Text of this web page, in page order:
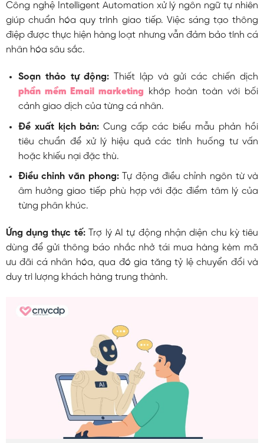
Công nghệ Intelligent Automation xử lý ngôn ngữ tự nhiên
giúp chuẩn hóa quy trình giao tiếp. Việc sáng tạo thông
điệp được thực hiện hàng loạt nhưng vẫn đảm bảo tính cá
nhân hóa sâu sắc.
Soạn thảo tự động: Thiết lập và gửi các chiến dịch
phần mềm Email marketing khớp hoàn toàn với bối
cảnh giao dịch của từng cá nhân.
Đề xuất kịch bản: Cung cấp các biểu mẫu phản hồi
tiêu chuẩn để xử lý hiệu quả các tình huống tư vấn
hoặc khiếu nại đặc thù.
Điều chỉnh văn phong:Tự động điều chỉnh ngôn từ và
âm hưởng giao tiếp phù hợp với đặc điểm tâm lý của
từng phân khúc.
Ứng dụng thực tế:Trợ lý AI tự động nhận diện chu kỳ tiêu
dùng để gửi thông báo nhắc nhở tái mua hàng kèm mã
ưu đãi cá nhân hóa, qua đó gia tăng tỷ lệ chuyển đổi và
duy trì lượng khách hàng trung thành.